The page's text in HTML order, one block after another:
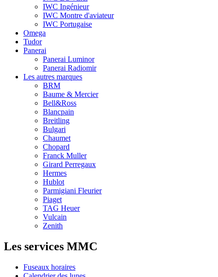
IWC Ingénieur
IWC Montre d'aviateur
IWC Portugaise
Omega
Tudor
Panerai
Panerai Luminor
Panerai Radiomir
Les autres marques
BRM
Baume & Mercier
Bell&Ross
Blancpain
Breitling
Bulgari
Chaumet
Chopard
Franck Muller
Girard Perregaux
Hermes
Hublot
Parmigiani Fleurier
Piaget
TAG Heuer
Vulcain
Zenith
Les services MMC
Fuseaux horaires